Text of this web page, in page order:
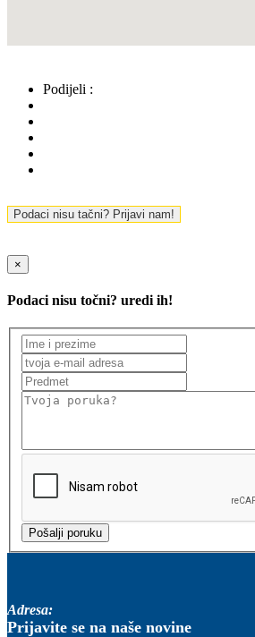
Podijeli :
Podaci nisu tačni? Prijavi nam!
×
Podaci nisu točni? uredi ih!
Adresa:
Prijavite se na naše novine